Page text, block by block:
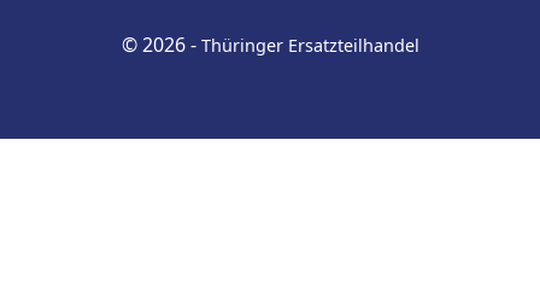
© 2026 - Thüringer Ersatzteilhandel